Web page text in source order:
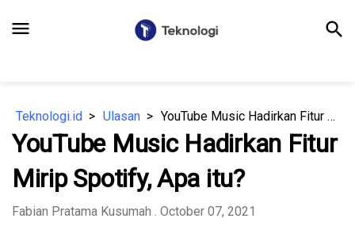
menu search
Teknologi.id Ulasan YouTube Music Hadirkan Fitur Mirip Spotify, Apa itu?
YouTube Music Hadirkan Fitur
Mirip Spotify, Apa itu?
Fabian Pratama Kusumah . October 07, 2021